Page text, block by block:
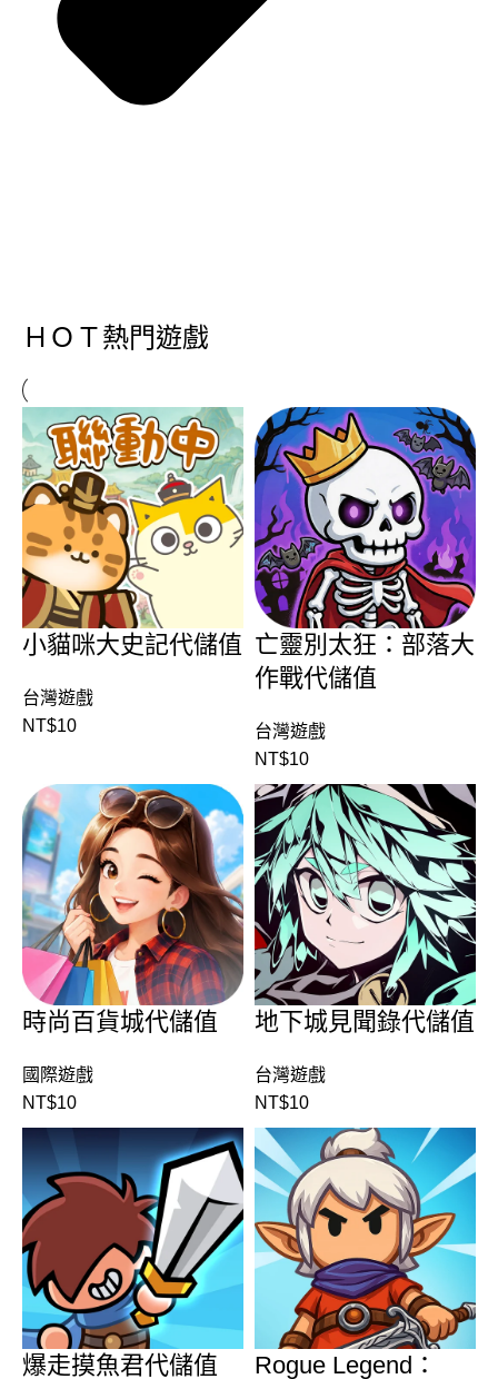
ＨＯＴ熱門遊戲
小貓咪大史記代儲值
台灣遊戲
NT$10
亡靈別太狂：部落大
作戰代儲值
台灣遊戲
NT$10
時尚百貨城代儲值
國際遊戲
NT$10
地下城見聞錄代儲值
台灣遊戲
NT$10
爆走摸魚君代儲值 Rogue Legend：